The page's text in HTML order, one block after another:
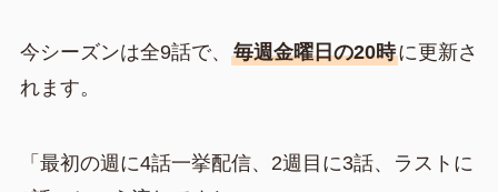
今シーズンは全9話で、 毎週金曜日の20時に更新さ
れます。
「最初の週に4話一挙配信、2週目に3話、ラストに